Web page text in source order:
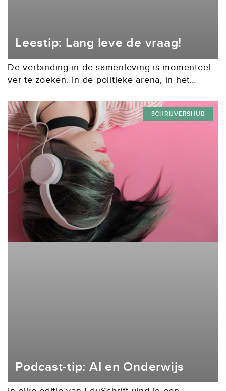
Leestip: Lang leve de vraag!
De verbinding in de samenleving is momenteel
ver te zoeken. In de politieke arena, in het
meningen. De auteur van het boek Lang...
Podcast-tip: AI en Onderwijs
SCHRIJVERSHUB